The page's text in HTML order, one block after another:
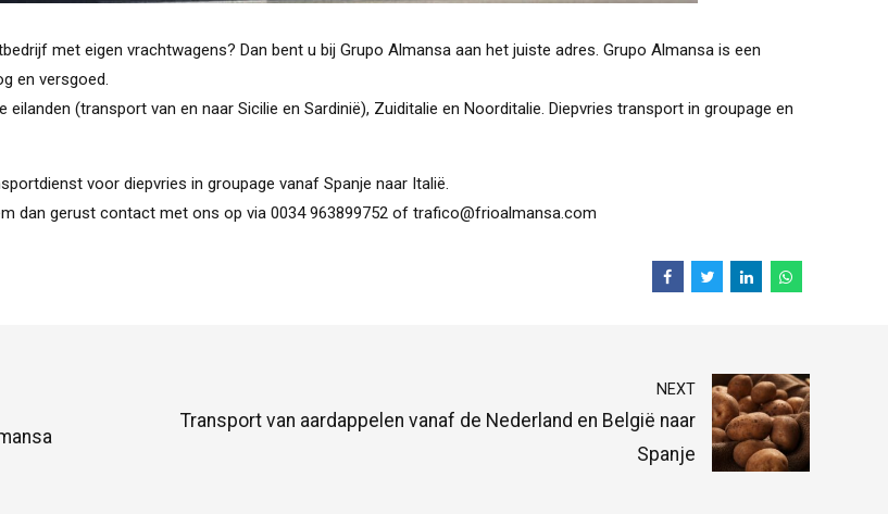
met eigen vrachtwagens? Dan bent u bij Grupo Almansa aan het juiste adres. Grupo Almansa is een
en versgoed.
(transport van en naar Sicilie en Sardinië), Zuiditalie en Noorditalie. Diepvries transport in groupage en
voor diepvries in groupage vanaf Spanje naar Italië.
dan gerust contact met ons op via 0034 963899752 of trafico@frioalmansa.com
NEXT
Transport van aardappelen vanaf de Nederland en België naar
Spanje